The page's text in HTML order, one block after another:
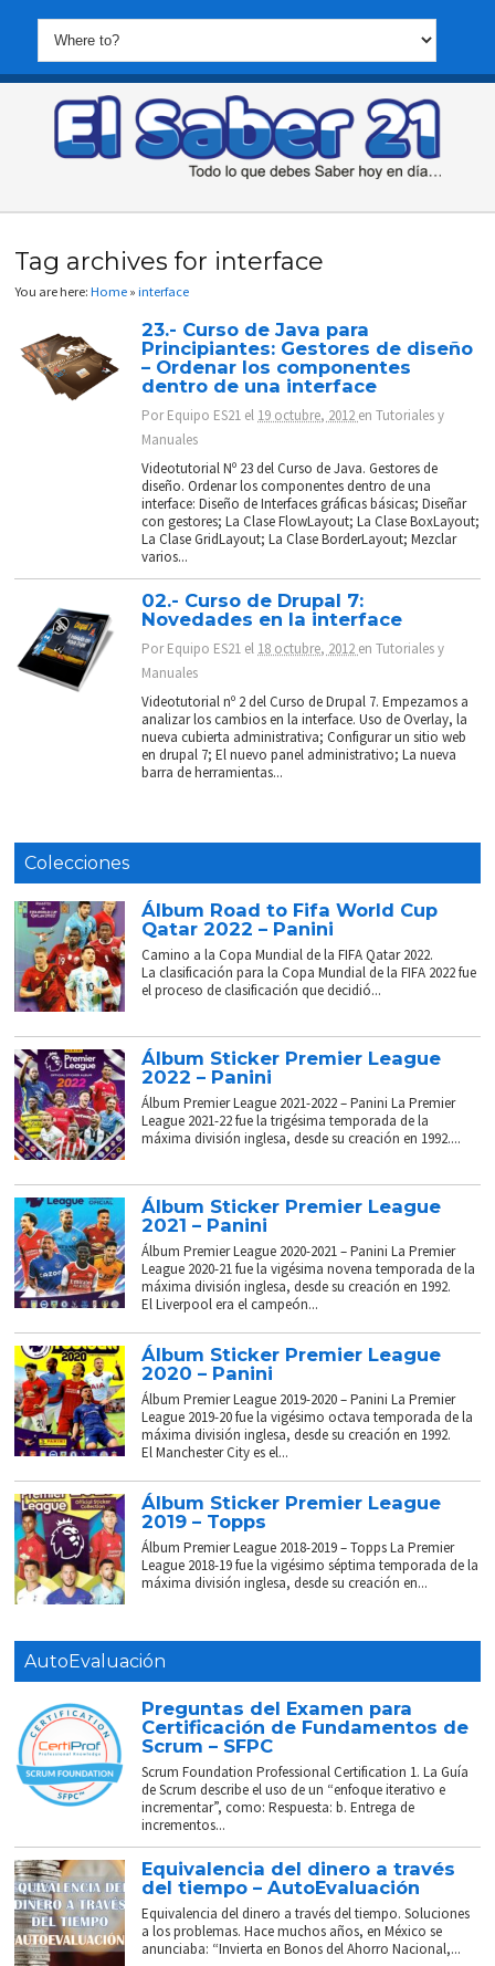
Tag archives for interface
You are here:Home »interface
23.- Curso de Java para
Principiantes: Gestores de diseño
– Ordenar los componentes
dentro de una interface
PorEquipo ES21 el 19 octubre, 2012 enTutoriales y
Manuales
Videotutorial Nº 23 del Curso de Java. Gestores de
diseño. Ordenar los componentes dentro de una
interface: Diseño de Interfaces gráficas básicas; Diseñar
con gestores; La Clase FlowLayout; La Clase BoxLayout;
La Clase GridLayout; La Clase BorderLayout; Mezclar
varios...
02.- Curso de Drupal 7:
Novedades en la interface
PorEquipo ES21 el 18 octubre, 2012 enTutoriales y
Manuales
Videotutorial nº 2 del Curso de Drupal 7. Empezamos a
analizar los cambios en la interface. Uso de Overlay, la
nueva cubierta administrativa; Configurar un sitio web
en drupal 7; El nuevo panel administrativo; La nueva
barra de herramientas...
Colecciones
Álbum Road to Fifa World Cup
Qatar 2022 – Panini
Camino a la Copa Mundial de la FIFA Qatar 2022.
La clasificación para la Copa Mundial de la FIFA 2022 fue
el proceso de clasificación que decidió...
Álbum Sticker Premier League
2022 – Panini
Álbum Premier League 2021-2022 – Panini La Premier
League 2021-22 fue la trigésima temporada de la
máxima división inglesa, desde su creación en 1992....
Álbum Sticker Premier League
2021 – Panini
Álbum Premier League 2020-2021 – Panini La Premier
League 2020-21 fue la vigésima novena temporada de la
máxima división inglesa, desde su creación en 1992.
El Liverpool era el campeón...
Álbum Sticker Premier League
2020 – Panini
Álbum Premier League 2019-2020 – Panini La Premier
League 2019-20 fue la vigésimo octava temporada de la
máxima división inglesa, desde su creación en 1992.
El Manchester City es el...
Álbum Sticker Premier League
2019 – Topps
Álbum Premier League 2018-2019 – Topps La Premier
League 2018-19 fue la vigésimo séptima temporada de la
máxima división inglesa, desde su creación en...
AutoEvaluación
Preguntas del Examen para
Certificación de Fundamentos de
Scrum – SFPC
Scrum Foundation Professional Certification 1. La Guía
de Scrum describe el uso de un “enfoque iterativo e
incrementar”, como: Respuesta: b. Entrega de
incrementos...
Equivalencia del dinero a través
del tiempo – AutoEvaluación
Equivalencia del dinero a través del tiempo. Soluciones
a los problemas. Hace muchos años, en México se
anunciaba: “Invierta en Bonos del Ahorro Nacional,...